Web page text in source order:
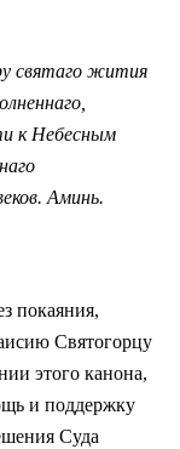
святаго жития
к Небесным
Аминь.
покаяния,
Святогорцу
этого канона,
и поддержку
Суда